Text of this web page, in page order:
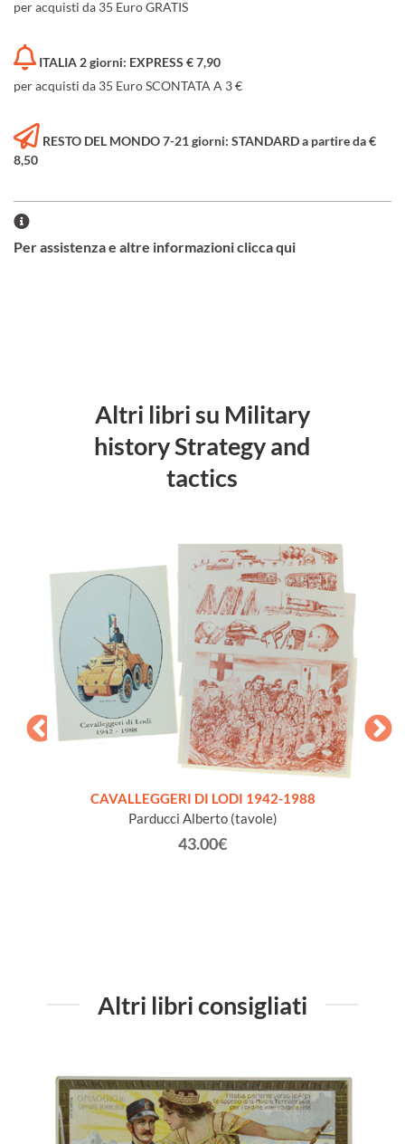
per acquisti da 35 Euro GRATIS
ITALIA 2 giorni: EXPRESS € 7,90
per acquisti da 35 Euro SCONTATA A 3 €
RESTO DEL MONDO 7-21 giorni: STANDARD a partire da €
8,50
Per assistenza e altre informazioni clicca qui
Altri libri su Military
history Strategy and
tactics
CAVALLEGGERI DI LODI 1942-1988
Parducci Alberto (tavole)
43.00€
Altri libri consigliati